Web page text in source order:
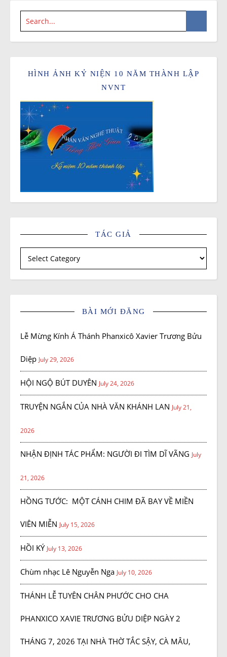
HÌNH ẢNH KỶ NIỆN 10 NĂM THÀNH LẬP
NVNT
TÁC GIẢ
Tác giả
BÀI MỚI ĐĂNG
Lễ Mừng Kính Á Thánh Phanxicô Xavier Trương Bửu
Diệp July 29, 2026
HỘI NGỘ BÚT DUYÊN July 24, 2026
TRUYỆN NGẮN CỦA NHÀ VĂN KHÁNH LAN July 21,
2026
NHẬN ĐỊNH TÁC PHẨM: NGƯỜI ĐI TÌM DĨ VÃNG July
21, 2026
HỒNG TƯỚC: MỘT CÁNH CHIM ĐÃ BAY VỀ MIỀN
VIÊN MIỄN July 15, 2026
HỒI KÝ July 13, 2026
Chùm nhạc Lê Nguyễn Nga July 10, 2026
THÁNH LỄ TUYÊN CHÂN PHƯỚC CHO CHA
PHANXICO XAVIE TRƯƠNG BỬU DIỆP NGÀY 2
THÁNG 7, 2026 TẠI NHÀ THỜ TẮC SẬY, CÀ MÂU,